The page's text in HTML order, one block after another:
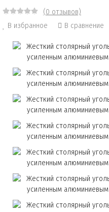
(0 отзывов)
В избранное
В сравнение